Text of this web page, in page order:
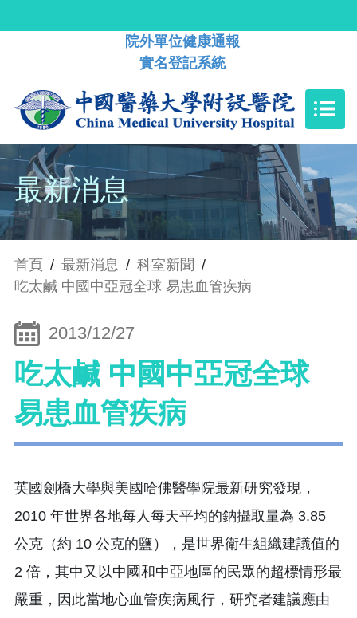
院外單位健康通報
實名登記系統
最新消息
首頁 / 最新消息 / 科室新聞 /
吃太鹹 中國中亞冠全球 易患血管疾病
2013/12/27
吃太鹹 中國中亞冠全球
易患血管疾病
英國劍橋大學與美國哈佛醫學院最新研究發現，
2010 年世界各地每人每天平均的鈉攝取量為 3.85
公克（約 10 公克的鹽），是世界衛生組織建議值的
2 倍，其中又以中國和中亞地區的民眾的超標情形最
嚴重，因此當地心血管疾病風行，研究者建議應由